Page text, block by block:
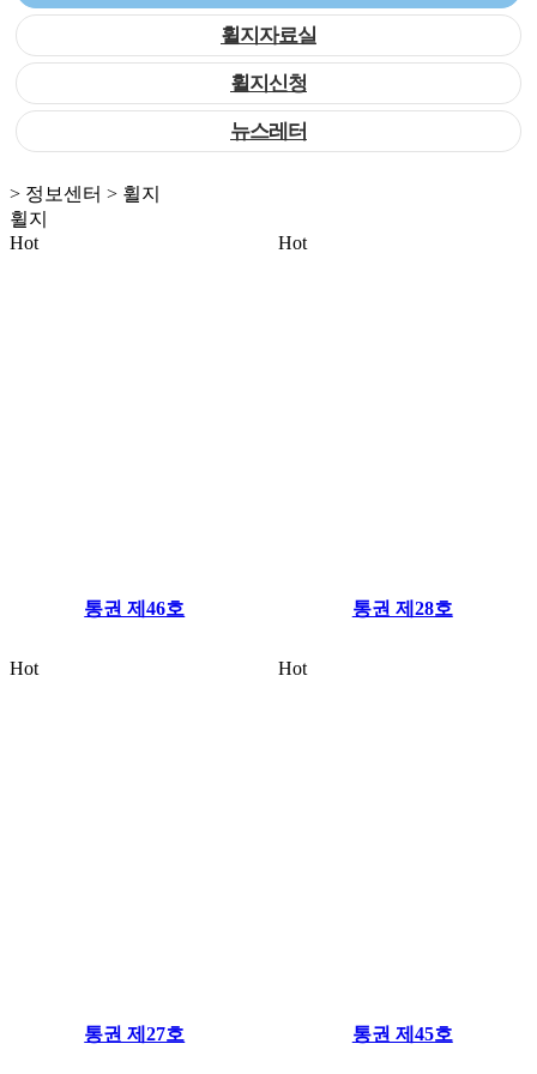
휠지자료실
휠지신청
뉴스레터
> 정보센터 > 휠지
휠지
Hot
통권 제46호
Hot
통권 제28호
Hot
통권 제27호
Hot
통권 제45호